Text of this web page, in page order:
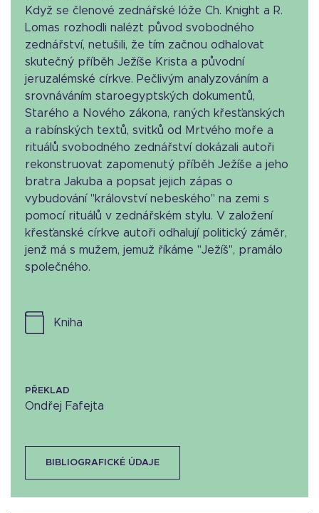
Když se členové zednářské lóže Ch. Knight a R.
Lomas rozhodli nalézt původ svobodného
zednářství, netušili, že tím začnou odhalovat
skutečný příběh Ježíše Krista a původní
jeruzalémské církve. Pečlivým analyzováním a
srovnáváním staroegyptských dokumentů,
Starého a Nového zákona, raných křesťanských
a rabínských textů, svitků od Mrtvého moře a
rituálů svobodného zednářství dokázali autoři
rekonstruovat zapomenutý příběh Ježíše a jeho
bratra Jakuba a popsat jejich zápas o
vybudování "království nebeského" na zemi s
pomocí rituálů v zednářském stylu. V založení
křesťanské církve autoři odhalují politický záměr,
jenž má s mužem, jemuž říkáme "Ježíš", pramálo
společného.
kniha
PŘEKLAD
Ondřej Fafejta
BIBLIOGRAFICKÉ ÚDAJE